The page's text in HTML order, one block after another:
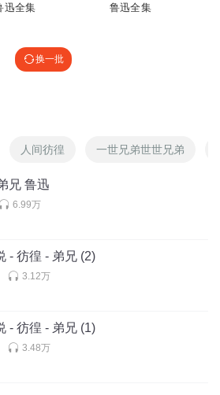
迅全集 鲁迅全集
换一批
人间彷徨 一世兄弟世世兄弟
兄 鲁迅
6.99万
- 彷徨 - 弟兄 (2)
3.12万
- 彷徨 - 弟兄 (1)
3.48万